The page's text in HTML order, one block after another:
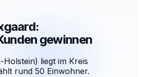
gewinnen
Holstein) liegt im Kreis
rund 50 Einwohner.